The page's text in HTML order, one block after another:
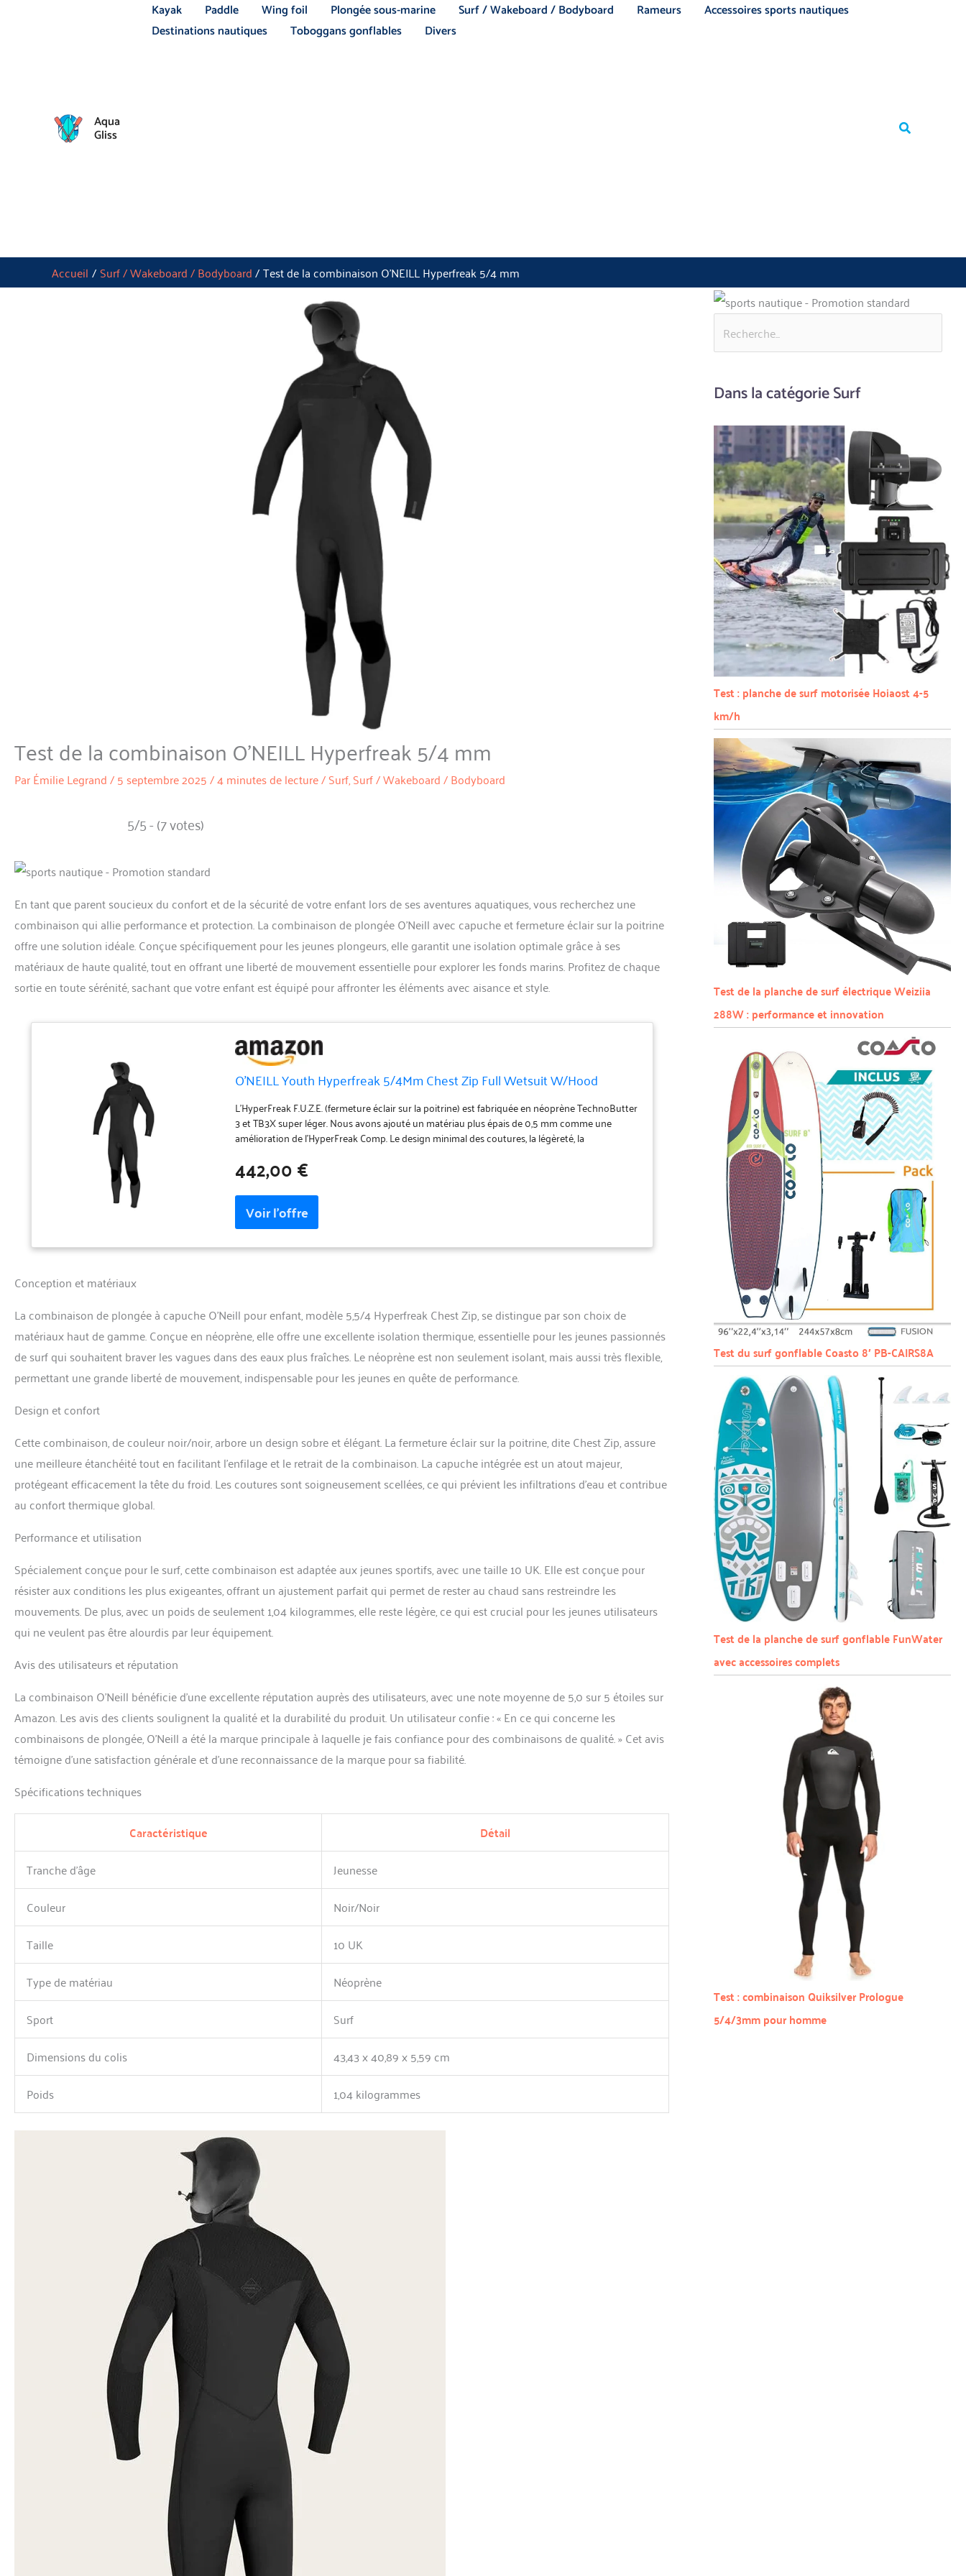
Aqua
Gliss
Kayak Paddle Wing foil Plongée sous-marine Surf / Wakeboard / Bodyboard Rameurs
Accessoires sports nautiques
Destinations nautiques
Toboggans gonflables Divers
Rechercher
Accueil Surf / Wakeboard / Bodyboard Test de la combinaison O’NEILL Hyperfreak 5/4 mm
Test de la combinaison O’NEILL Hyperfreak 5/4 mm
ParÉmilie Legrand/5 septembre 2025/4 minutes de lecture/Surf,Surf / Wakeboard / Bodyboard
5/5 - (7 votes)
En tant que parent soucieux du confort et de la sécurité de votre enfant lors de ses aventures aquatiques, vous recherchez une
combinaison qui allie performance et protection. La combinaison de plongée O’Neill avec capuche et fermeture éclair sur la poitrine
offre une solution idéale. Conçue spécifiquement pour les jeunes plongeurs, elle garantit une isolation optimale grâce à ses
matériaux de haute qualité, tout en offrant une liberté de mouvement essentielle pour explorer les fonds marins. Profitez de chaque
sortie en toute sérénité, sachant que votre enfant est équipé pour affronter les éléments avec aisance et style.
O'NEILL Youth Hyperfreak 5/4Mm Chest Zip Full Wetsuit W/Hood
L'HyperFreak F.U.Z.E. (fermeture éclair sur la poitrine) est fabriquée en néoprène TechnoButter
3 et TB3X super léger. Nous avons ajouté un matériau plus épais de 0,5 mm comme une
amélioration de l'HyperFreak Comp. Le design minimal des coutures, la légèreté, la
inspirée de l'équipe. F.U.Z.E. Fermeture : Coutures minimales Barrière à 360° avec trous
d'évacuation
442,00 €
Conception et matériaux
La combinaison de plongée à capuche O’Neill pour enfant, modèle 5,5/4 Hyperfreak Chest Zip, se distingue par son choix de
matériaux haut de gamme. Conçue en néoprène, elle offre une excellente isolation thermique, essentielle pour les jeunes passionnés
de surf qui souhaitent braver les vagues dans des eaux plus fraîches. Le néoprène est non seulement isolant, mais aussi très flexible,
permettant une grande liberté de mouvement, indispensable pour les jeunes en quête de performance.
Design et confort
Cette combinaison, de couleur noir/noir, arbore un design sobre et élégant. La fermeture éclair sur la poitrine, dite Chest Zip, assure
une meilleure étanchéité tout en facilitant l’enfilage et le retrait de la combinaison. La capuche intégrée est un atout majeur,
protégeant efficacement la tête du froid. Les coutures sont soigneusement scellées, ce qui prévient les infiltrations d’eau et contribue
au confort thermique global.
Performance et utilisation
Spécialement conçue pour le surf, cette combinaison est adaptée aux jeunes sportifs, avec une taille 10 UK. Elle est conçue pour
résister aux conditions les plus exigeantes, offrant un ajustement parfait qui permet de rester au chaud sans restreindre les
mouvements. De plus, avec un poids de seulement 1,04 kilogrammes, elle reste légère, ce qui est crucial pour les jeunes utilisateurs
qui ne veulent pas être alourdis par leur équipement.
Avis des utilisateurs et réputation
La combinaison O’Neill bénéficie d’une excellente réputation auprès des utilisateurs, avec une note moyenne de 5,0 sur 5 étoiles sur
Amazon. Les avis des clients soulignent la qualité et la durabilité du produit. Un utilisateur confie : « En ce qui concerne les
combinaisons de plongée, O’Neill a été la marque principale à laquelle je fais confiance pour des combinaisons de qualité. » Cet avis
témoigne d’une satisfaction générale et d’une reconnaissance de la marque pour sa fiabilité.
Spécifications techniques
Caractéristique Détail
Tranche d’âge
Jeunesse
Couleur
Noir/Noir
Taille
10 UK
Type de matériau
Néoprène
Sport
Surf
Dimensions du colis
43,43 x 40,89 x 5,59 cm
Poids
1,04 kilogrammes
Rechercher
Dans la catégorie Surf
Test : planche de surf motorisée Hoiaost 4-5
km/h
Test de la planche de surf électrique Weiziia
288W : performance et innovation
Test du surf gonflable Coasto 8′ PB-CAIRS8A
Test de la planche de surf gonflable FunWater
avec accessoires complets
Test : combinaison Quiksilver Prologue
5/4/3mm pour homme